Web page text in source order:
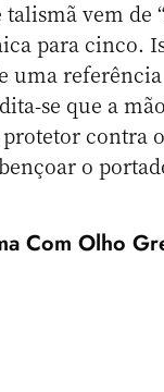
vem de
para cinco.
uma
se que a
contra
o
Com Olho